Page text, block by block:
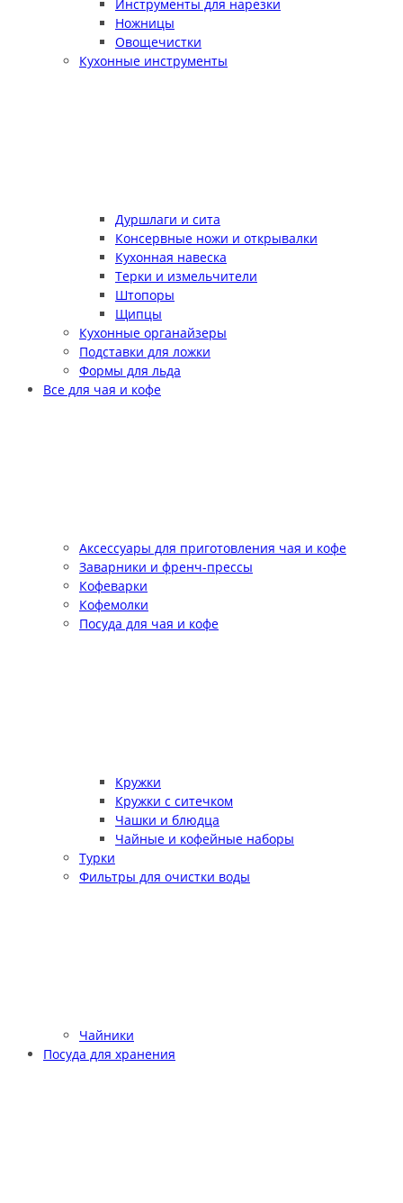
Инструменты для нарезки
Ножницы
Овощечистки
Кухонные инструменты
Дуршлаги и сита
Консервные ножи и открывалки
Кухонная навеска
Терки и измельчители
Штопоры
Щипцы
Кухонные органайзеры
Подставки для ложки
Формы для льда
Все для чая и кофе
Аксессуары для приготовления чая и кофе
Заварники и френч-прессы
Кофеварки
Кофемолки
Посуда для чая и кофе
Кружки
Кружки с ситечком
Чашки и блюдца
Чайные и кофейные наборы
Турки
Фильтры для очистки воды
Чайники
Посуда для хранения